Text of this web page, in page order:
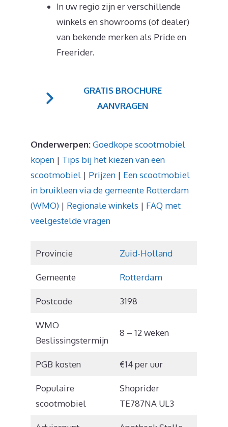
In uw regio zijn er verschillende
winkels en showrooms (of dealer)
van bekende merken als Pride en
Freerider.
GRATIS BROCHURE
AANVRAGEN
Onderwerpen:Goedkope scootmobiel
kopen | Tips bij het kiezen van een
scootmobiel | Prijzen | Een scootmobiel
in bruikleen via de gemeente Rotterdam
(WMO) | Regionale winkels | FAQ met
veelgestelde vragen
Provincie Zuid-Holland
Gemeente Rotterdam
Postcode 3198
WMO
Beslissingstermijn
8 – 12 weken
PGB kosten €14 per uur
Populaire
scootmobiel
Shoprider
TE787NA UL3